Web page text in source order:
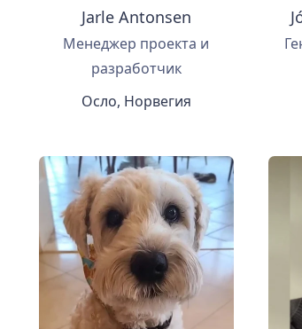
Jarle Antonsen
Менеджер проекта и
разработчик
Осло, Норвегия